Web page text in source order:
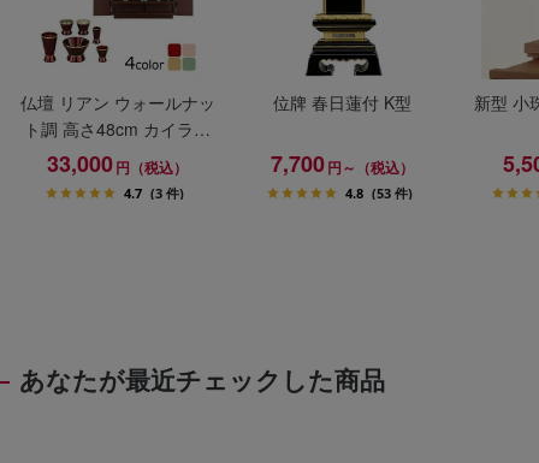
仏壇 リアン ウォールナッ
ト調 高さ48cm カイラ具
足セット
33,000円（税込）
4.7 (3 件)
位牌 春日蓮付 K型
7,700円～（税込）
4.8 (53 件)
新型 小
あなたが最近チェックした商品